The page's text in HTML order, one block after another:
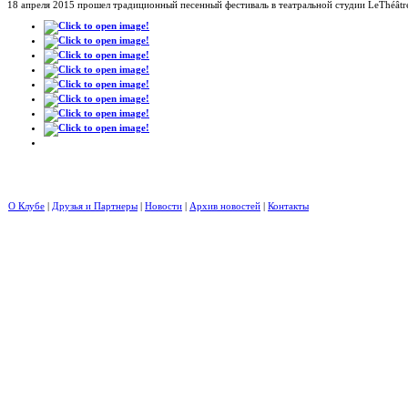
18 апреля 2015 прошел традиционный песенный фестиваль в театральной студии
О Клубе | Друзья и Партнеры | Новости | Архив новостей | Контакты